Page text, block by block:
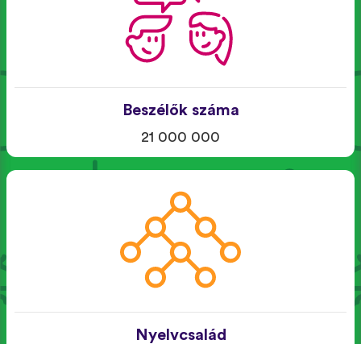
Beszélők száma
21 000 000
Nyelvcsalád